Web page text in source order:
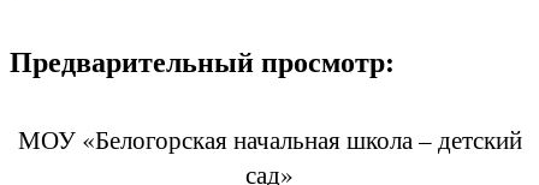
Предварительный просмотр:
МОУ «Белогорская начальная школа – детский
сад»